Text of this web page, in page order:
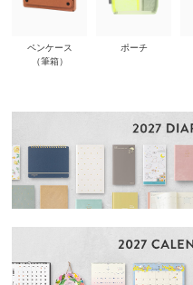
ペンケース
（筆箱）
ポーチ